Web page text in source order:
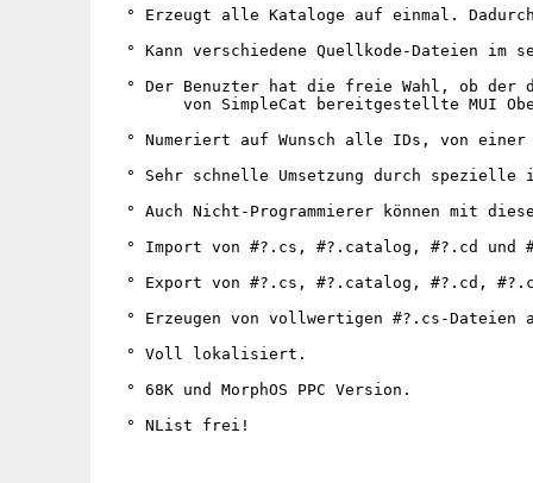
° Erzeugt alle Kataloge auf einmal.
° Kann verschiedene Quellkode-Dateien im
° Der Benuzter hat die freie Wahl, ob der
° Numeriert auf Wunsch alle IDs, von
° Sehr schnelle Umsetzung durch spezielle
° Auch Nicht-Programmierer können mit
° Import von #?.cs, #?.catalog, #?.cd und
° Export von #?.cs, #?.catalog, #?.cd,
° Erzeugen von vollwertigen #?.cs-Dateien
  ° Voll lokalisiert.
  ° 68K und MorphOS PPC Version.